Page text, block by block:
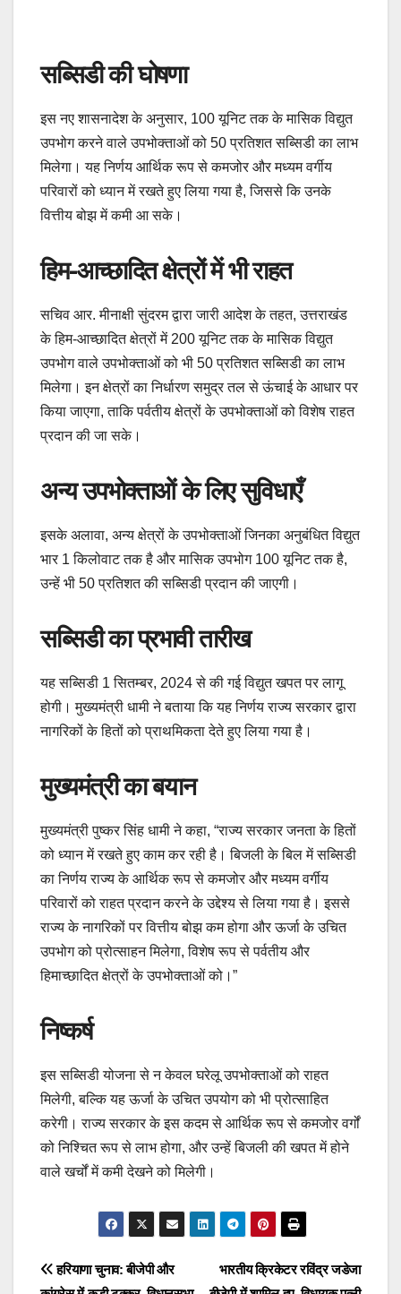
सब्सिडी की घोषणा
इस नए शासनादेश के अनुसार, 100 यूनिट तक के मासिक विद्युत
उपभोग करने वाले उपभोक्ताओं को 50 प्रतिशत सब्सिडी का लाभ
मिलेगा। यह निर्णय आर्थिक रूप से कमजोर और मध्यम वर्गीय
परिवारों को ध्यान में रखते हुए लिया गया है, जिससे कि उनके
वित्तीय बोझ में कमी आ सके।
हिम-आच्छादित क्षेत्रों में भी राहत
सचिव आर. मीनाक्षी सुंदरम द्वारा जारी आदेश के तहत, उत्तराखंड
के हिम-आच्छादित क्षेत्रों में 200 यूनिट तक के मासिक विद्युत
उपभोग वाले उपभोक्ताओं को भी 50 प्रतिशत सब्सिडी का लाभ
मिलेगा। इन क्षेत्रों का निर्धारण समुद्र तल से ऊंचाई के आधार पर
किया जाएगा, ताकि पर्वतीय क्षेत्रों के उपभोक्ताओं को विशेष राहत
प्रदान की जा सके।
अन्य उपभोक्ताओं के लिए सुविधाएँ
इसके अलावा, अन्य क्षेत्रों के उपभोक्ताओं जिनका अनुबंधित विद्युत
भार 1 किलोवाट तक है और मासिक उपभोग 100 यूनिट तक है,
उन्हें भी 50 प्रतिशत की सब्सिडी प्रदान की जाएगी।
सब्सिडी का प्रभावी तारीख
यह सब्सिडी 1 सितम्बर, 2024 से की गई विद्युत खपत पर लागू
होगी। मुख्यमंत्री धामी ने बताया कि यह निर्णय राज्य सरकार द्वारा
नागरिकों के हितों को प्राथमिकता देते हुए लिया गया है।
मुख्यमंत्री का बयान
मुख्यमंत्री पुष्कर सिंह धामी ने कहा, “राज्य सरकार जनता के हितों
को ध्यान में रखते हुए काम कर रही है। बिजली के बिल में सब्सिडी
का निर्णय राज्य के आर्थिक रूप से कमजोर और मध्यम वर्गीय
परिवारों को राहत प्रदान करने के उद्देश्य से लिया गया है। इससे
राज्य के नागरिकों पर वित्तीय बोझ कम होगा और ऊर्जा के उचित
उपभोग को प्रोत्साहन मिलेगा, विशेष रूप से पर्वतीय और
हिमाच्छादित क्षेत्रों के उपभोक्ताओं को।”
निष्कर्ष
इस सब्सिडी योजना से न केवल घरेलू उपभोक्ताओं को राहत
मिलेगी, बल्कि यह ऊर्जा के उचित उपयोग को भी प्रोत्साहित
करेगी। राज्य सरकार के इस कदम से आर्थिक रूप से कमजोर वर्गों
को निश्चित रूप से लाभ होगा, और उन्हें बिजली की खपत में होने
वाले खर्चों में कमी देखने को मिलेगी।
Post
भारतीय क्रिकेटर रविंद्र जडेजा
हरियाणा चुनाव: बीजेपी और